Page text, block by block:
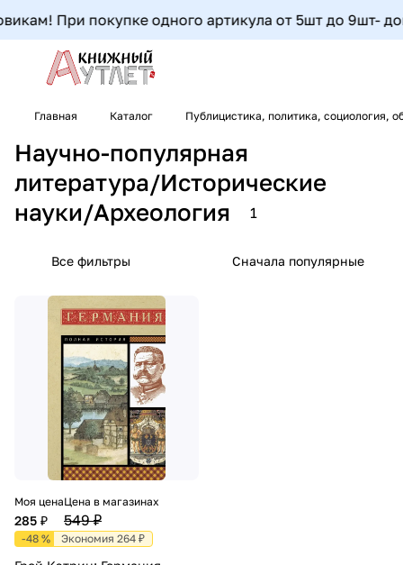
При покупке одного артикула от 5шт до 9шт-
Главная Каталог Публицистика, политика, социология,
Научно-популярная
литература/Исторические
науки/Археология
1
Все фильтры Сначала популярные
Моя цена
285 ₽
Цена в магазинах
549 ₽
-48 % Экономия 264 ₽